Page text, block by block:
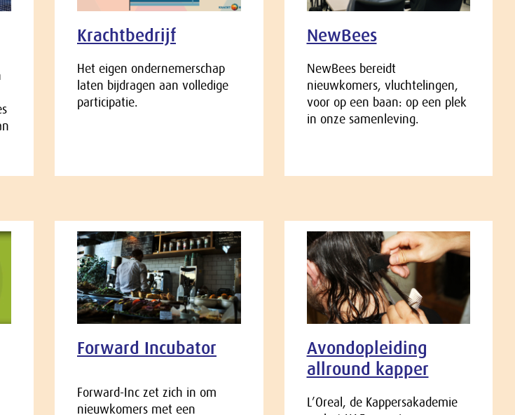
Krachtbedrijf
Het eigen ondernemerschap
laten bijdragen aan volledige
participatie.
NewBees
NewBees bereidt
nieuwkomers, vluchtelingen,
voor op een baan: op een plek
in onze samenleving.
Forward Incubator
Forward-Inc zet zich in om
nieuwkomers met een
Avondopleiding
allround kapper
L’Oreal, de Kappersakademie